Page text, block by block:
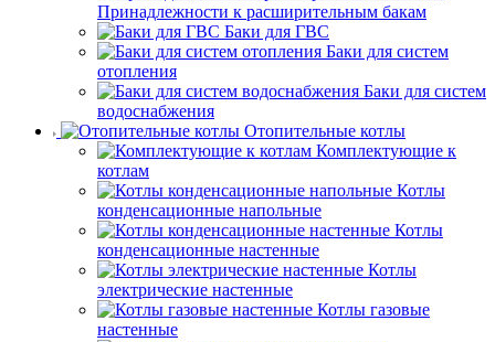
Принадлежности к расширительным бакам
Баки для ГВС
Баки для систем
отопления
Баки для систем
водоснабжения
Отопительные котлы
Комплектующие к
котлам
Котлы
конденсационные напольные
Котлы
конденсационные настенные
Котлы
электрические настенные
Котлы газовые
настенные